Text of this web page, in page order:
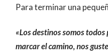
Para terminar una
«Los destinos somos
marcar el camino, nos